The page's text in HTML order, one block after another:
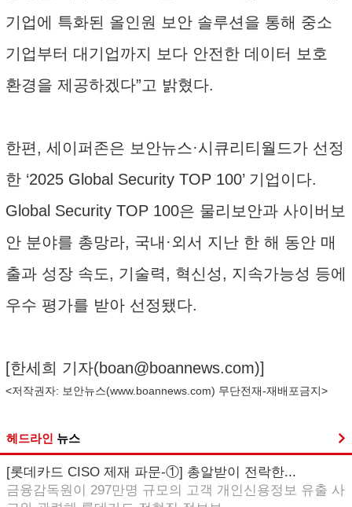
기업에 특화된 올인원 보안 솔루션을 통해 중소
기업부터 대기업까지 보다 안전한 데이터 보호
환경을 제공하겠다”고 밝혔다.
한편, 세이퍼존은 보안뉴스·시큐리티월드가 선정
한 ‘2025 Global Security TOP 100’ 기업이다.
Global Security TOP 100은 물리보안과 사이버보
안 분야를 총망라, 국내·외서 지난 한 해 동안 매
출과 성장 속도, 기술력, 혁신성, 지속가능성 등에
우수 평가를 받아 선정됐다.
[한세희 기자(boan@boannews.com)]
<저작권자: 보안뉴스(www.boannews.com) 무단전재-재배포금지>
헤드라인 뉴스
[롯데카드 CISO 제재 파문-①] 총알받이 전락한...
금융감독원이 297만명 규모의 고객 개인신용정보 유출 사